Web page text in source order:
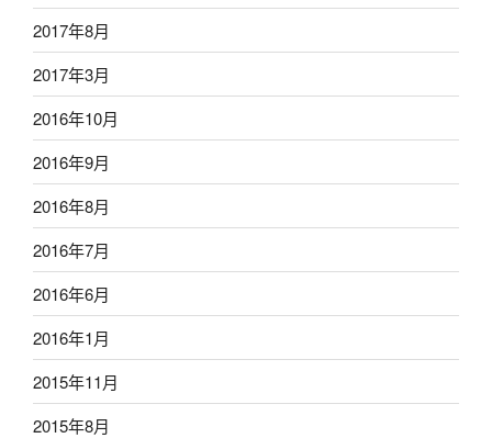
2017年8月
2017年3月
2016年10月
2016年9月
2016年8月
2016年7月
2016年6月
2016年1月
2015年11月
2015年8月